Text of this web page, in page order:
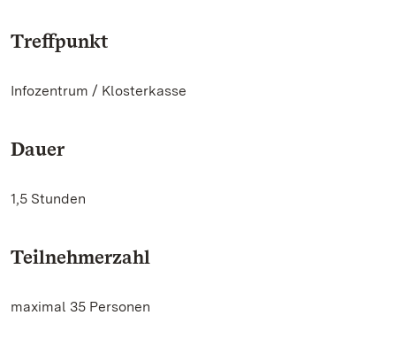
Treffpunkt
Infozentrum / Klosterkasse
Dauer
1,5 Stunden
Teilnehmerzahl
maximal 35 Personen